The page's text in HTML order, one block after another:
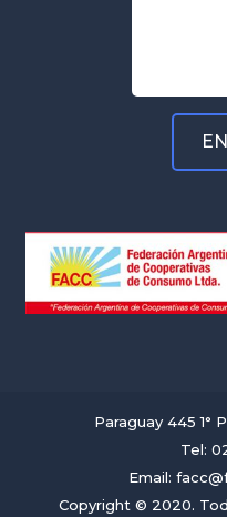
Paraguay 445 1°
Tel:
Email:
Copyright © 2020.